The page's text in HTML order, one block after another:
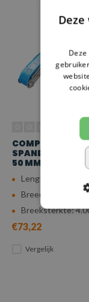
COMPLETE RVS
SPANBAND - 15
50 MM - 4.000 KG
Lengte: 15 meter
Breedte: 50 mm
Breeksterkte:
€73,22
Vergelijk